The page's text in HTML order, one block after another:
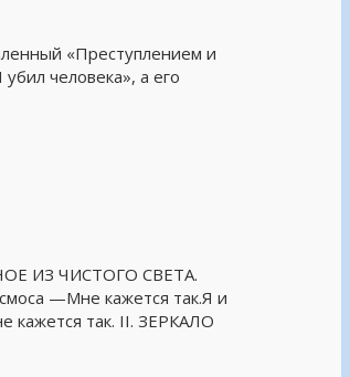
«Преступлением и
человека», а его
ИЗ ЧИСТОГО СВЕТА.
—Мне кажется так.Я и
кажется так. II. ЗЕРКАЛО